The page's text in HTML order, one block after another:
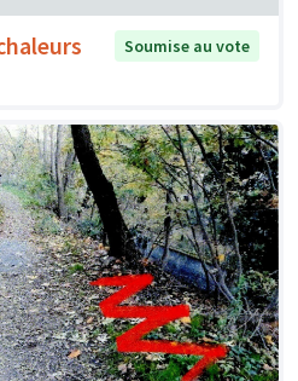
Soumise au vote